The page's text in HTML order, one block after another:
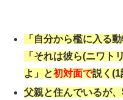
「自分から檻に入る
「それは彼ら(ニワト
よ」と初対面で説く(1
父親と住んでいるが